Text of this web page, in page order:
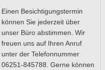
Einen Besichtigungstermin
können Sie jederzeit über
unser Büro abstimmen. Wir
freuen uns auf Ihren Anruf
unter der Telefonnummer
06251-845788. Gerne können